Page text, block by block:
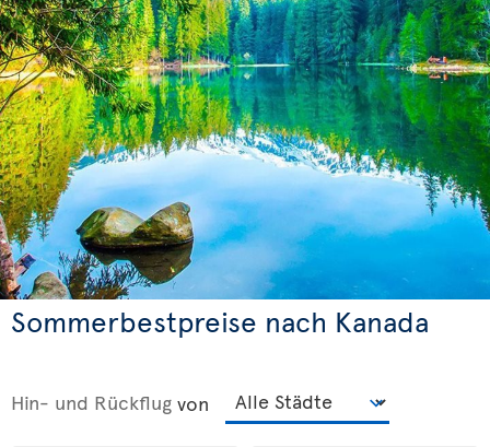
Sommerbestpreise nach Kanada
Hin- und Rückflug von